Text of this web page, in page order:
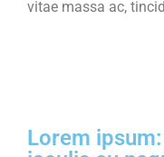
vitae massa ac,
Lorem